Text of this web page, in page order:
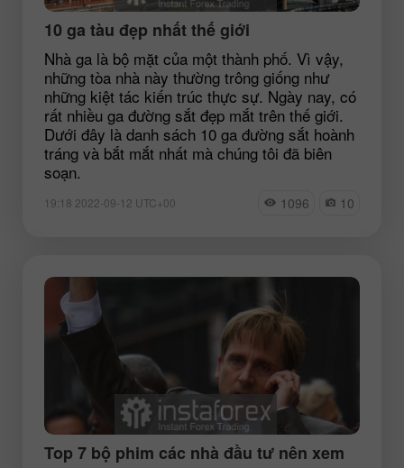
10 ga tàu đẹp nhất thế giới
Nhà ga là bộ mặt của một thành phố. Vì vậy,
những tòa nhà này thường trông giống như
những kiệt tác kiến trúc thực sự. Ngày nay, có
rất nhiều ga đường sắt đẹp mắt trên thế giới.
Dưới đây là danh sách 10 ga đường sắt hoành
tráng và bắt mắt nhất mà chúng tôi đã biên
soạn.
19:18 2022-09-12 UTC+00 1096 10
Top 7 bộ phim các nhà đầu tư nên xem